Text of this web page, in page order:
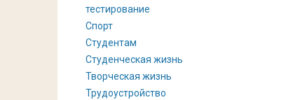
тестирование
Спорт
Студентам
Студенческая жизнь
Творческая жизнь
Трудоустройство